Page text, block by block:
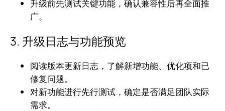
升级前先测试关键功能，确认兼容性后再全面推
广。
3. 升级日志与功能预览
阅读版本更新日志，了解新增功能、优化项和已
修复问题。
对新功能进行先行测试，确定是否满足团队实际
需求。